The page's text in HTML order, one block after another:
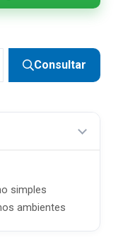
Consultar
simples
ambientes